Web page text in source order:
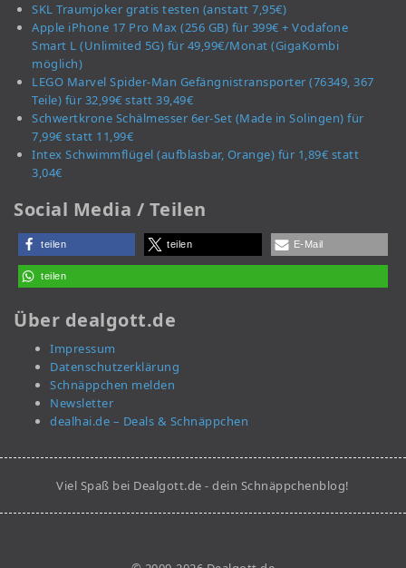
SKL Traumjoker gratis testen (anstatt 7,95€)
Apple iPhone 17 Pro Max (256 GB) für 399€ + Vodafone
Smart L (Unlimited 5G) für 49,99€/Monat (GigaKombi
möglich)
LEGO Marvel Spider-Man Gefängnistransporter (76349, 367
Teile) für 32,99€ statt 39,49€
Schwertkrone Schälmesser 6er-Set (Made in Solingen) für
7,99€ statt 11,99€
Intex Schwimmflügel (aufblasbar, Orange) für 1,89€ statt
3,04€
Social Media / Teilen
teilen teilen E-Mail
teilen
Über dealgott.de
Impressum
Datenschutzerklärung
Schnäppchen melden
Newsletter
dealhai.de – Deals & Schnäppchen
Viel Spaß bei Dealgott.de - dein Schnäppchenblog!